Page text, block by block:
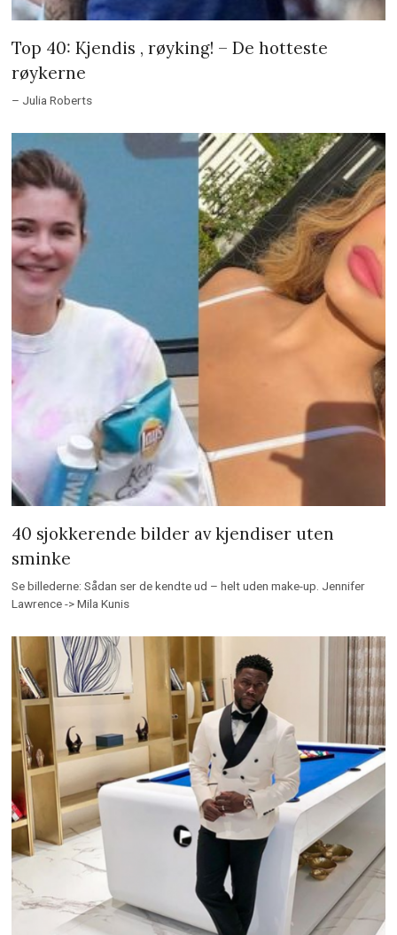
Top 40: Kjendis , røyking! – De hotteste
røykerne
– Julia Roberts
40 sjokkerende bilder av kjendiser uten
sminke
Se billederne: Sådan ser de kendte ud – helt uden make-up. Jennifer
Lawrence -> Mila Kunis